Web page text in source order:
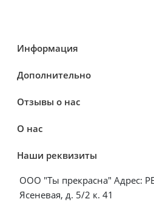
Информация
Дополнительно
Отзывы о нас
О нас
Наши реквизиты
ООО "Ты прекрасна" Адрес:
Ясеневая, д. 5/2 к. 41